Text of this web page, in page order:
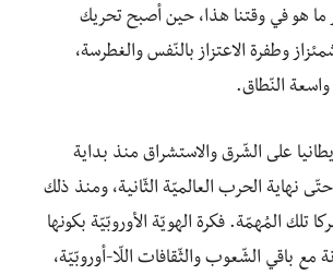
ما هو في وقتنا هذا، حين أصبح تحريك
وطفرة الاعتزاز بالنّفس والغطرسة،
النّطاق.
على الشّرق والاستشراق منذ بداية
نهاية الحرب العالميّة الثّانية، ومنذ ذلك
تلك المُهمّة. فكرة الهويّة الأوروبّيّة بكونها
مع باقي الشّعوب والثّقافات اللّا-أوروبّيّة،